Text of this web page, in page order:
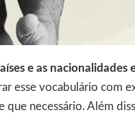
e as nacionalidades
esse vocabulário com
que necessário. Além